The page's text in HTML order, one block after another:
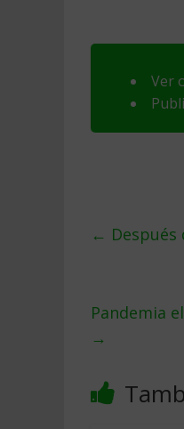
Ver
← Después
Pandemia
→